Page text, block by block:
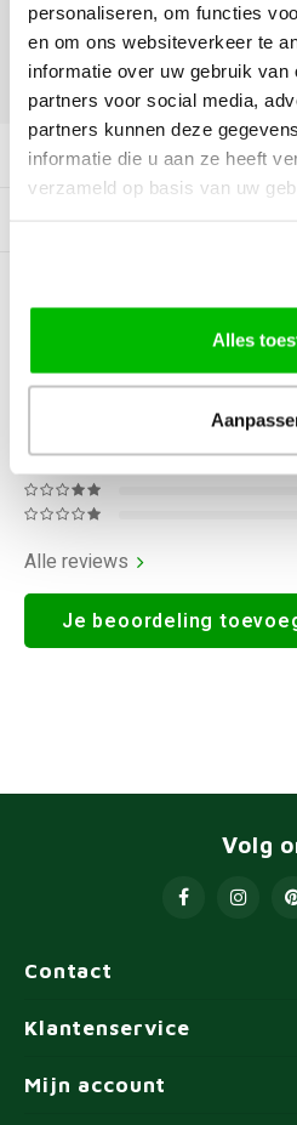
personaliseren, om functies
en om ons websiteverkeer te
informatie over uw gebruik van
partners voor social media,
partners kunnen deze
informatie die u aan ze heeft
verzameld op basis van uw
Alles
Productomschrijving
0Reviews
Alle reviews
Je beoordeling
Contact
Volg
Klantenservice
Mijn account